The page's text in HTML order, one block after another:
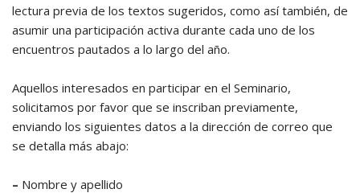
lectura previa de los textos sugeridos, como así también, de
asumir una participación activa durante cada uno de los
encuentros pautados a lo largo del año.
Aquellos interesados en participar en el Seminario,
solicitamos por favor que se inscriban previamente,
enviando los siguientes datos a la dirección de correo que
se detalla más abajo:
– Nombre y apellido